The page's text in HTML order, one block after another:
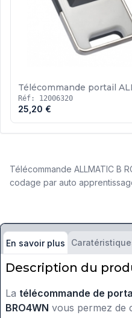
Télécommande portail
Réf: 12006320
25,20 €
Télécommande ALLMATIC B
codage par auto
En savoir plus
Description du
La télécommande de
BRO4WN vous permez de